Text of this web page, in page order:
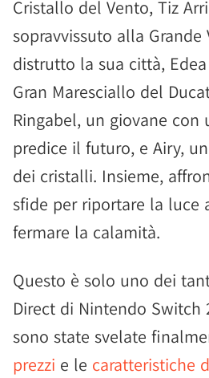
Cristallo del Vento, Tiz
sopravvissuto alla Grande
distrutto la sua città,
Gran Maresciallo del
Ringabel, un giovane con
predice il futuro, e Airy,
dei cristalli. Insieme,
sfide per riportare la luce
fermare la calamità.
Questo è solo uno dei
Direct di Nintendo Switch
sono state svelate
prezzi e le caratteristiche